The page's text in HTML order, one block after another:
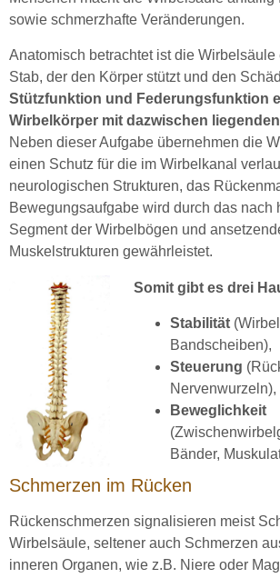
sowie schmerzhafte Veränderungen.
Anatomisch betrachtet ist die
Stab, der den Körper stützt und den
Stützfunktion und Federungsfunktion
Wirbelkörper mit dazwischen
Neben dieser Aufgabe übernehmen die
einen Schutz für die im Wirbelkanal
neurologischen Strukturen, das
Bewegungsaufgabe wird durch das nach
Segment der Wirbelbögen und
Muskelstrukturen gewährleistet.
Somit gibt es drei
Stabilität
Bandscheiben),
Steuerung
Nervenwurzeln),
Beweglichkeit
Bänder,
Schmerzen im Rücken
Rückenschmerzen signalisieren meist
Wirbelsäule, seltener auch Schmerzen
inneren Organen, wie z.B. Niere oder